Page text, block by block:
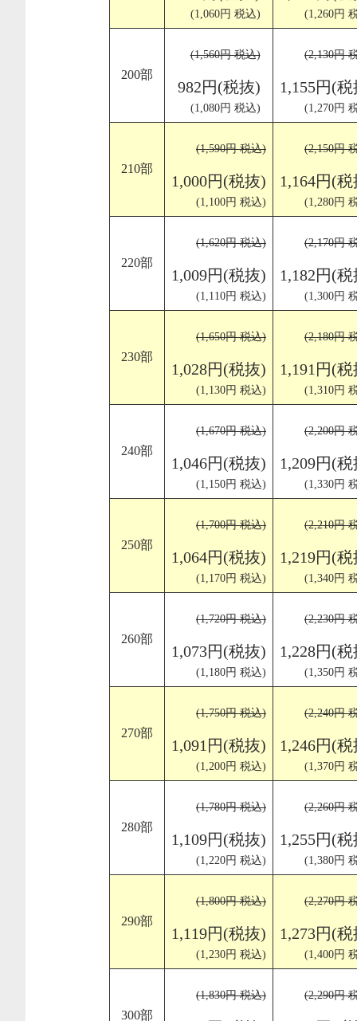
(1,060円 税込) (1,260円
200部
(1,560円 税込)
982円(税抜)
(1,080円 税込)
(2,130円
1,155円(
(1,270円
210部
(1,590円 税込)
1,000円(税抜)
(1,100円 税込)
(2,150円
1,164円(
(1,280円
220部
(1,620円 税込)
1,009円(税抜)
(1,110円 税込)
(2,170円
1,182円(
(1,300円
230部
(1,650円 税込)
1,028円(税抜)
(1,130円 税込)
(2,180円
1,191円(
(1,310円
240部
(1,670円 税込)
1,046円(税抜)
(1,150円 税込)
(2,200円
1,209円(
(1,330円
250部
(1,700円 税込)
1,064円(税抜)
(1,170円 税込)
(2,210円
1,219円(
(1,340円
260部
(1,720円 税込)
1,073円(税抜)
(1,180円 税込)
(2,230円
1,228円(
(1,350円
270部
(1,750円 税込)
1,091円(税抜)
(1,200円 税込)
(2,240円
1,246円(
(1,370円
280部
(1,780円 税込)
1,109円(税抜)
(1,220円 税込)
(2,260円
1,255円(
(1,380円
290部
(1,800円 税込)
1,119円(税抜)
(1,230円 税込)
(2,270円
1,273円(
(1,400円
300部
(1,830円 税込) (2,290円